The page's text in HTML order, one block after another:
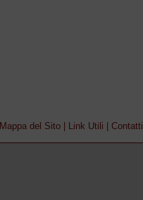
Mappa del Sito Link Utili Contatti